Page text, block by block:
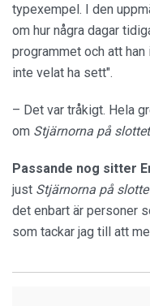
typexempel. I den
om hur några dagar
programmet och att
inte velat ha sett".
– Det var tråkigt. Hela
om Stjärnorna på slottet
Passande nog sitter
just Stjärnorna på
det enbart är personer
som tackar jag till att